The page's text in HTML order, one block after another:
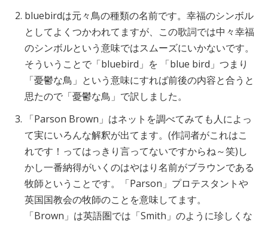
bluebirdは元々鳥の種類の名前です。幸福のシンボル
としてよくつかわれてますが、この歌詞では中々幸福
のシンボルという意味ではスムーズにいかないです。
そういうことで「bluebird」を 「blue bird」つまり
「憂鬱な鳥」という意味にすれば前後の内容と合うと
思たので「憂鬱な鳥」で訳しました。
「Parson Brown」はネットを調べてみても人によっ
て実にいろんな解釈が出てます。(作詞者がこれはこ
れです！ってはっきり言ってないですからね～笑)し
かし一番納得がいくのはやはり名前がブラウンである
牧師ということです。「Parson」プロテスタントや
英国国教会の牧師のことを意味してます。
「Brown」は英語圏では「Smith」のように珍しくな